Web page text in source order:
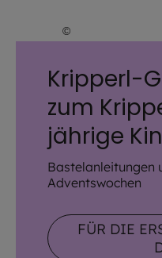
©
Kripperl-
zum
jährige
Bastelanleitungen
Adventswochen
FÜR DIE